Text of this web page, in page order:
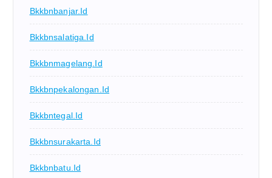
Bkkbnbanjar.id
Bkkbnsalatiga.id
Bkkbnmagelang.id
Bkkbnpekalongan.id
Bkkbntegal.id
Bkkbnsurakarta.id
Bkkbnbatu.id